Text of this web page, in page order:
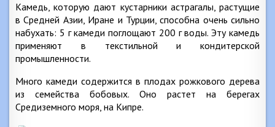
Камедь, которую дают кустарники астрагалы, растущие
в Средней Азии, Иране и Турции, способна очень сильно
набухать: 5 г камеди поглощают 200 г воды. Эту камедь
применяют в текстильной и кондитерской
промышленности.
Много камеди содержится в плодах рожкового дерева
из семейства бобовых. Оно растет на берегах
Средиземного моря, на Кипре.